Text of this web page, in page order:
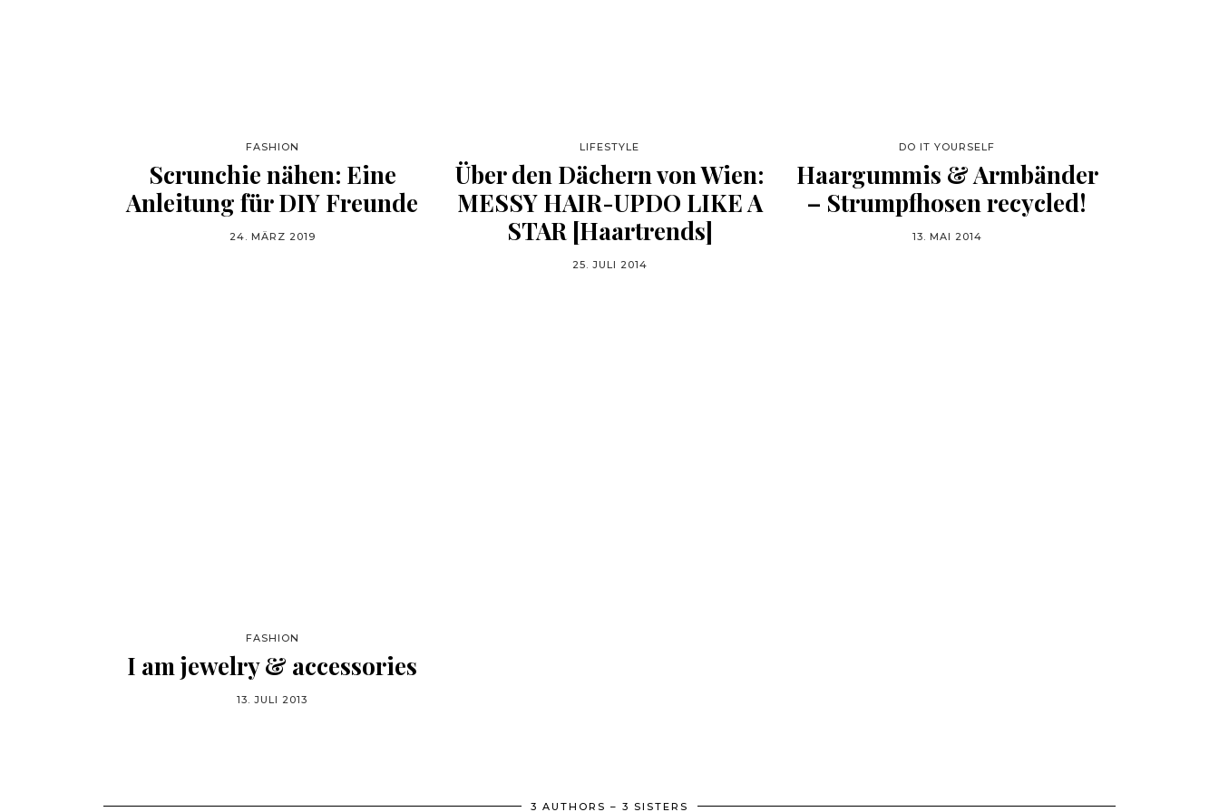
FASHION
Scrunchie nähen: Eine
Anleitung für DIY Freunde
24. MÄRZ 2019
LIFESTYLE
Über den Dächern von Wien:
MESSY HAIR-UPDO LIKE A
STAR [Haartrends]
25. JULI 2014
DO IT YOURSELF
Haargummis & Armbänder
– Strumpfhosen recycled!
13. MAI 2014
FASHION
I am jewelry & accessories
13. JULI 2013
3 AUTHORS – 3 SISTERS